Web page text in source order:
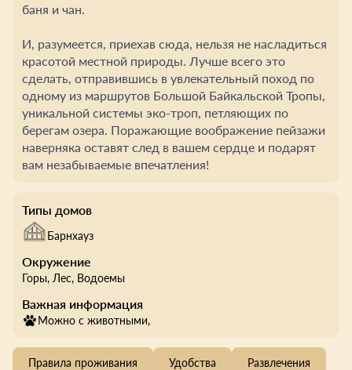
баня и чан.
И, разумеется, приехав сюда, нельзя не насладиться
красотой местной природы. Лучше всего это
сделать, отправившись в увлекательный поход по
одному из маршрутов Большой Байкальской Тропы,
уникальной системы эко-троп, петляющих по
берегам озера. Поражающие воображение пейзажи
наверняка оставят след в вашем сердце и подарят
вам незабываемые впечатления!
Типы домов
Барнхауз
Окружение
Горы, Лес, Водоемы
Важная информация
Можно с животными,
Правила проживания Удобства Развлечения